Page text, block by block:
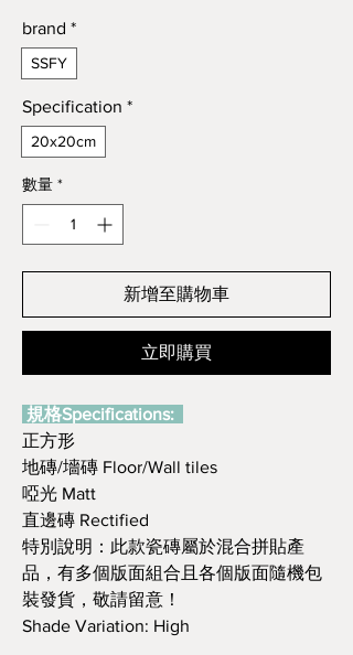
brand *
SSFY
Specification *
20x20cm
數量 *
新增至購物車
立即購買
規格Specifications:
正方形
地磚/墻磚 Floor/Wall tiles
啞光 Matt
直邊磚 Rectified
特別說明：此款瓷磚屬於混合拼貼產
品，有多個版面組合且各個版面隨機包
裝發貨，敬請留意！
Shade Variation: High